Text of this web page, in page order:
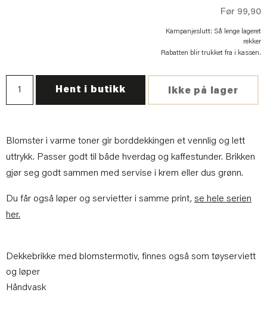
Før 99,90
Kampanjeslutt: Så lenge lageret
rekker
Rabatten blir trukket fra i kassen.
Ikke på lager
Hent i butikk
Blomster i varme toner gir borddekkingen et vennlig og lett
uttrykk. Passer godt til både hverdag og kaffestunder. Brikken
gjør seg godt sammen med servise i krem eller dus grønn.
Du får også løper og servietter i samme print, se hele serien
her.
Dekkebrikke med blomstermotiv, finnes også som tøyserviett
og løper
Håndvask